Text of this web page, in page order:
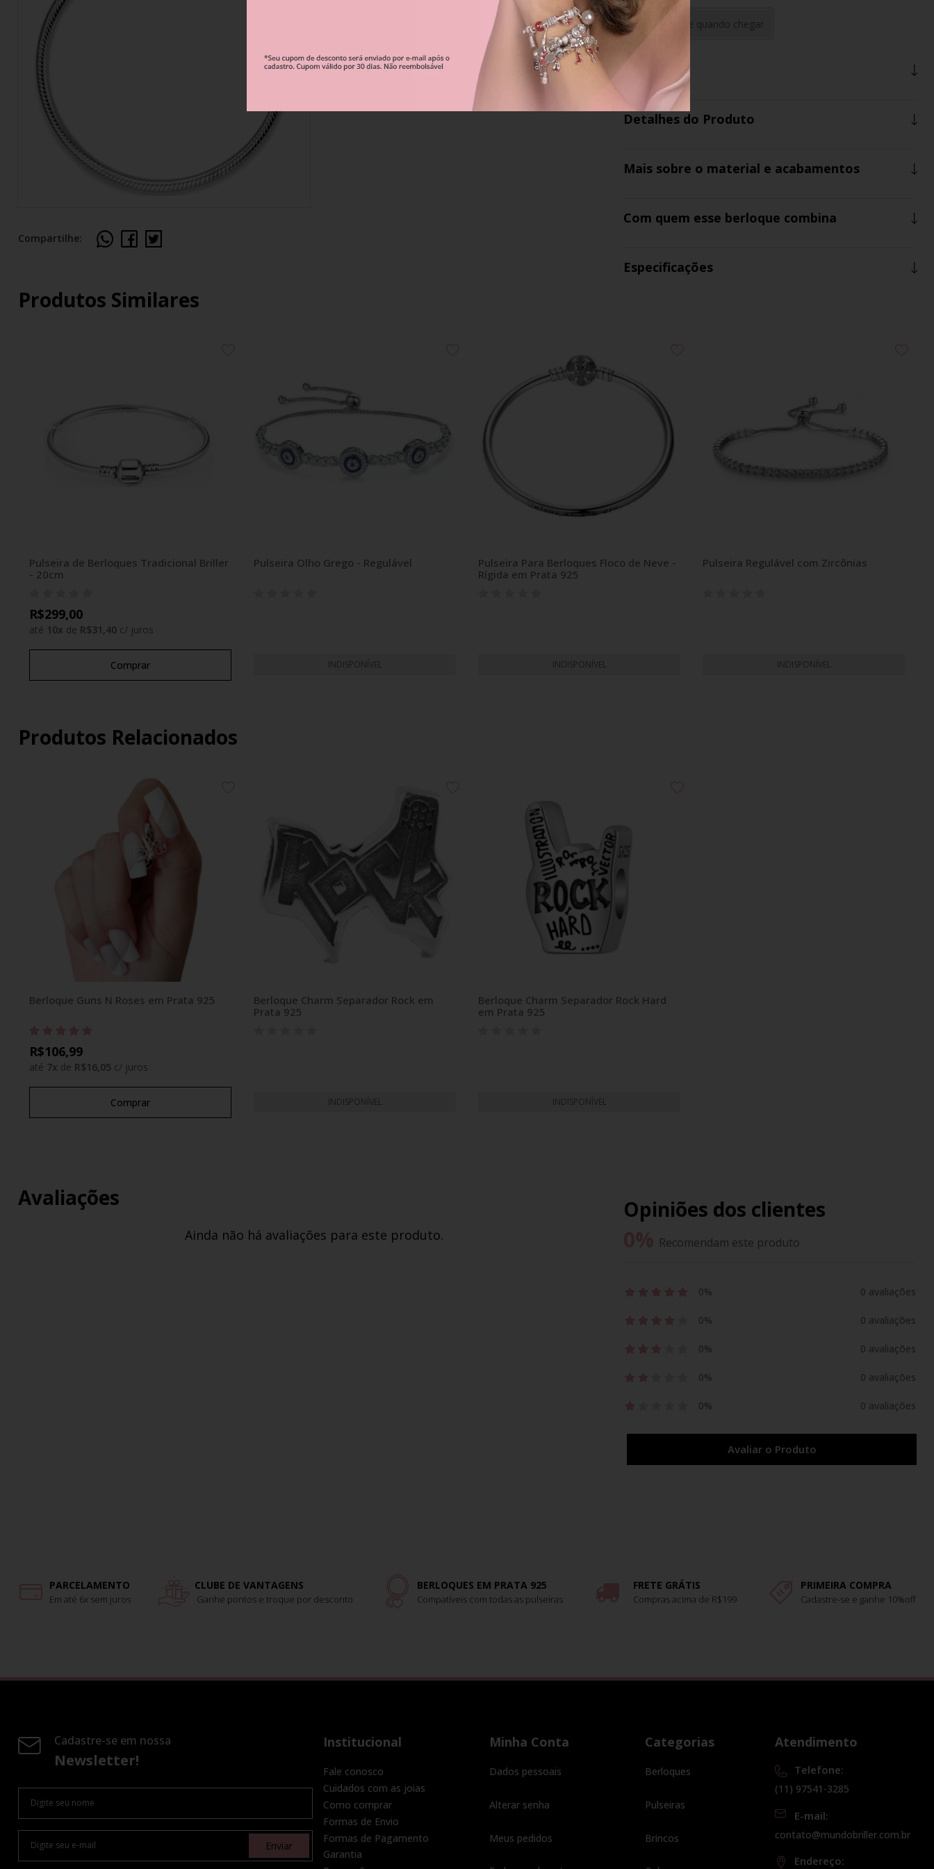
Berloque Esportes e Hobbies
Berloque Família
Berloque Flores e Natureza
Compartilhe:
Avise-me quando chegar
Descrição
Detalhes do Produto
Mais sobre o material e acabamentos
Com quem esse berloque combina
Especificações
Produtos Similares
Pulseira de Berloques Tradicional Briller
- 20cm
R$299,00
até 10x de R$31,40 c/ juros
Comprar
Pulseira Olho Grego - Regulável
INDISPONÍVEL
Pulseira Para Berloques Floco de Neve -
Rígida em Prata 925
INDISPONÍVEL
Pulseira Regulável com Zircônias
INDISPONÍVEL
Produtos Relacionados
Berloque Guns N Roses em Prata 925
R$106,99
até 7x de R$16,05 c/ juros
Comprar
Berloque Charm Separador Rock em
Prata 925
INDISPONÍVEL
Berloque Charm Separador Rock Hard
em Prata 925
INDISPONÍVEL
Avaliações
Ainda não há avaliações para este produto.
Opiniões dos clientes
Recomendam este produto
0% 0 avaliações
0% 0 avaliações
0% 0 avaliações
0% 0 avaliações
0% 0 avaliações
Avaliar o Produto
PARCELAMENTO
Em até 6x sem juros
CLUBE DE VANTAGENS
Ganhe pontos e troque por desconto
BERLOQUES EM PRATA 925
Compatíveis com todas as pulseiras
FRETE GRÁTIS
Compras acima de R$199
PRIMEIRA COMPRA
Cadastre-se e ganhe 10%off
Cadastre-se em nossa
Newsletter!
Enviar
Institucional
Fale conosco
Cuidados com as joias
Como comprar
Formas de Envio
Formas de Pagamento
Garantia
Minha Conta
Dados pessoais
Alterar senha
Meus pedidos
Categorias
Berloques
Pulseiras
Brincos
Atendimento
Telefone:
(11) 97541-3285
E-mail:
contato@mundobriller.com.br
Endereço: